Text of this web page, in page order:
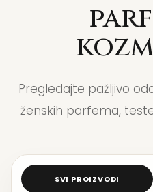
Pregledajte pažljivo
ženskih parfema,
SVI PROIZVODI